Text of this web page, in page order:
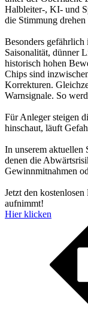
Halbleiter-, KI- und
die Stimmung drehen
Besonders gefährlich
Saisonalität, dünner
historisch hohen
Chips sind
Korrekturen.
Warnsignale. So
Für Anleger steigen
hinschaut, läuft
In unserem
denen die
Gewinnmitnahmen
Jetzt den
aufnimmt!
Hier klicken